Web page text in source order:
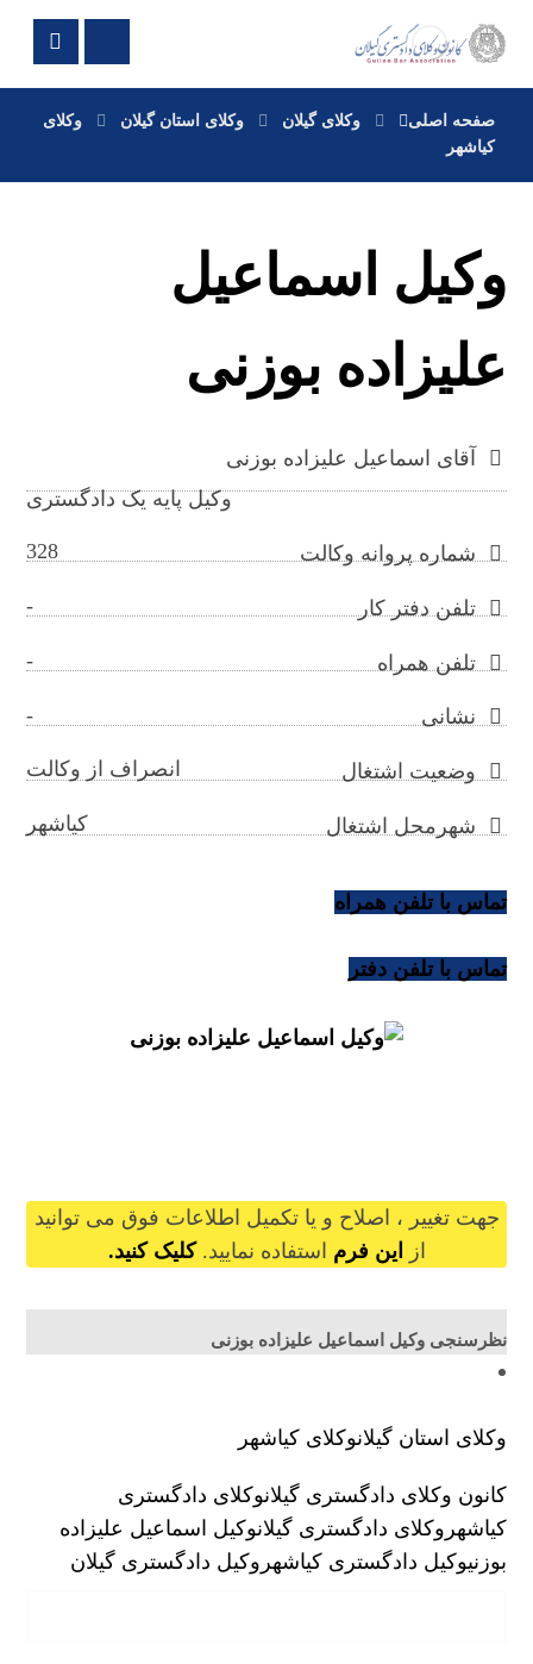
صفحه اصلی وکلای گیلان وکلای استان گیلان
وکلای
کیاشهر
وکیل اسماعیل
علیزاده بوزنی
آقای اسماعیل علیزاده بوزنی
وکیل پایه یک دادگستری
شماره پروانه وکالت 328
تلفن دفتر کار -
تلفن همراه -
نشانی -
وضعیت اشتغال انصراف از وکالت
شهرمحل اشتغال کیاشهر
تماس با تلفن همراه
تماس با تلفن دفتر
جهت تغییر ، اصلاح و یا تکمیل اطلاعات فوق می توانید
از
این فرم استفاده نمایید. کلیک کنید.
نظرسنجی وکیل اسماعیل علیزاده بوزنی
وکلای استان گیلانوکلای کیاشهر
کانون وکلای دادگستری گیلانوکلای دادگستری
کیاشهر وکلای دادگستری گیلانوکیل اسماعیل علیزاده
بوزنیوکیل دادگستری کیاشهر وکیل دادگستری گیلان